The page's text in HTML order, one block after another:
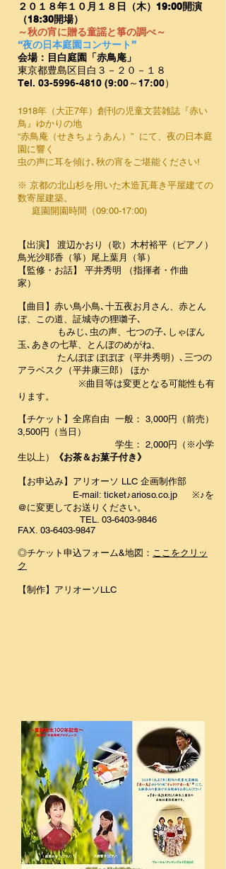
２０１８年１０月１８日（木）19:00開演
（18:30開場）
～秋の宵に贈る童謡と箏の調べ～
“夜の日本庭園コンサート”
会場：目白庭園「赤鳥庵」
東京都豊島区目白３－２０－１８
Tel. 03-5996-4810 (9:00～17:00）
1918年（大正7年）創刊の児童文芸雑誌『赤い
鳥』ゆかりの地
“赤鳥庵（せきちょうあん）” にて、夜の日本庭
園に響く
虫の声に耳を傾け､秋の宵をご堪能ください!
※ 京都の北山杉を用いた木造瓦葺き平屋建ての
数寄屋建築。
庭園開園時間（09:00-17:00)
【出演】 渡辺かおり（歌）木村裕平（ピアノ）
鳥光沙耶香（箏）尾上葉月（箏）
【監修・お話】 平井秀明 （指揮者・作曲
家）
【曲目】赤い鳥小鳥､十五夜お月さん、赤とん
ぼ、この道、証城寺の狸囃子､
もみじ､虫の声、七つの子､しゃぼん
玉､あきの七草、とんぼのめがね、
たんぽぽ ぽぽぽ（平井秀明）､三つの
アラベスク（平井康三郎） ほか
※曲目等は変更となる可能性も有
ります。
【チケット】全席自由 一般： 3,000円（前売）
3,500円（当日）
学生： 2,000円（※小学
生以上）
《お茶＆お菓子付き》
【お申込み】アリオーソ LLC 企画制作部
E-mail: ticket♪arioso.co.jp ※♪を
@に変更してお送りください。
TEL. 03-6403-9846
FAX. 03-6403-9847
◎チケット申込フォーム&地図： ここをクリッ
ク
【制作】 アリオーソLLC